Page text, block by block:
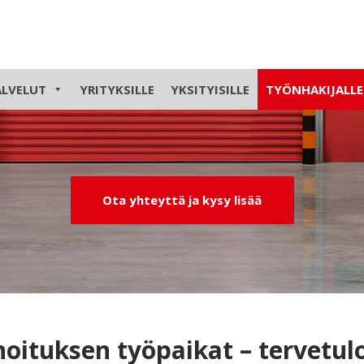
YRITYKSILLE YKSITYISILLE TYÖNHAKIJALLE
Ota yhteyttä ja kysy lisää
työpaikat –